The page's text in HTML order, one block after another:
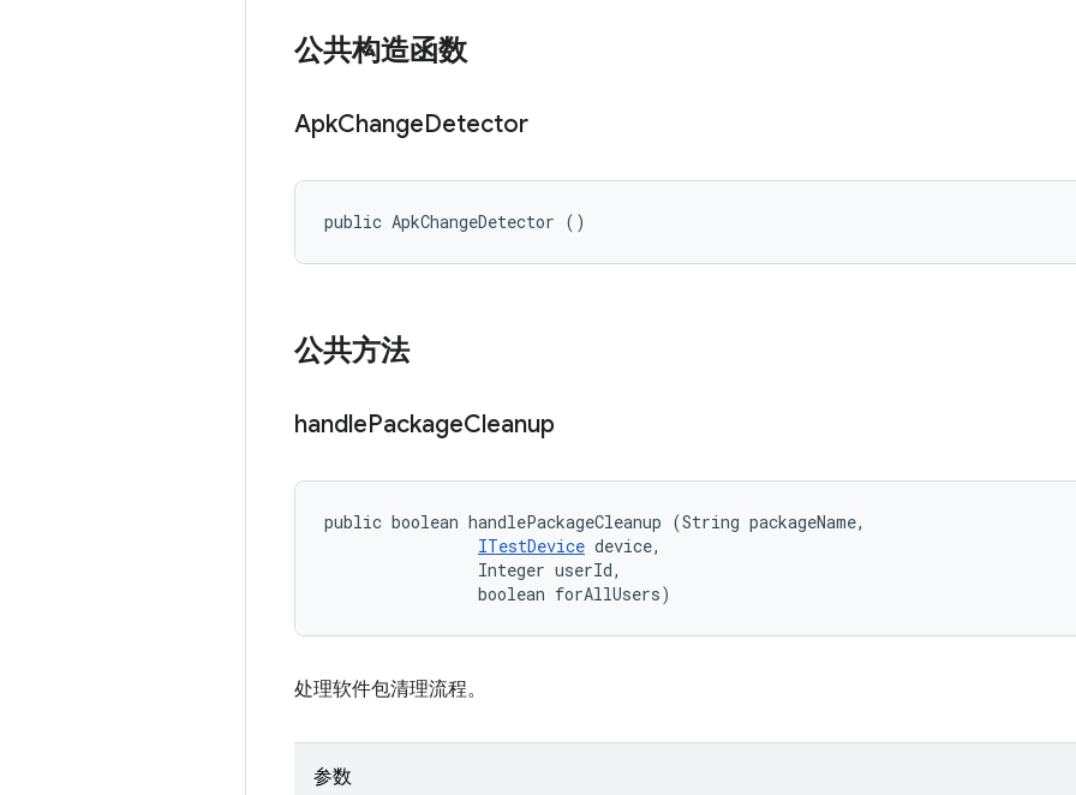
公共构造函数
ApkChangeDetector
public ApkChangeDetector ()
公共方法
handlePackageCleanup
public boolean handlePackageCleanup (String packageName,
ITestDevice device,
                Integer userId,
                boolean forAllUsers)
处理软件包清理流程。
参数